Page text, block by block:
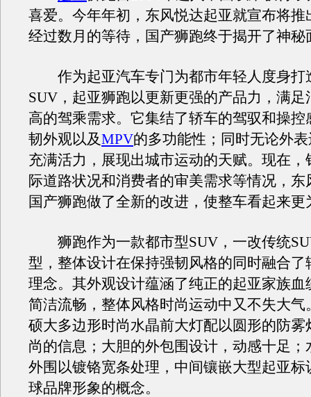
喜爱。今年年初，东风悦达起亚就宣布将推
经过数月的等待，国产狮跑终于揭开了神秘
作为起亚汽车专门为都市年轻人度身打
SUV，起亚狮跑以更新更强的产品力，满足
高的驾乘需求。它集结了轿车的驾驭和操控
韧外观以及MPV的多功能性；同时无论外
充满活力，展现出城市运动的天赋。现在，
际道路状况和消费者的审美需求等情况，东
国产狮跑做了全新的改进，使整车看起来更
狮跑作为一款都市型SUV，一改传统
型，整体设计在保持强韧风格的同时融合了
理念。其外观设计蕴涵了纯正的起亚家族血
简洁流畅，整体风格时尚运动中又不失大气
硕大多边形时尚水晶前大灯配以圆形的防雾
尚的信息；大胆的外包围设计，动感十足；
外围以镀铬宽条处理，中间镶嵌大型起亚标
球品牌形象的概念。